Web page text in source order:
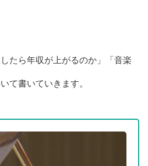
たら年収が上がるのか」「音楽
て書いていきます。